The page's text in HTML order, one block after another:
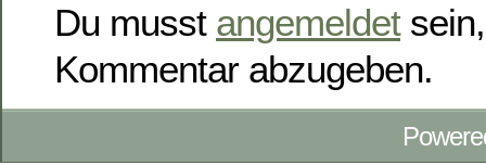
Du musst angemeldet
Kommentar abzugeben.